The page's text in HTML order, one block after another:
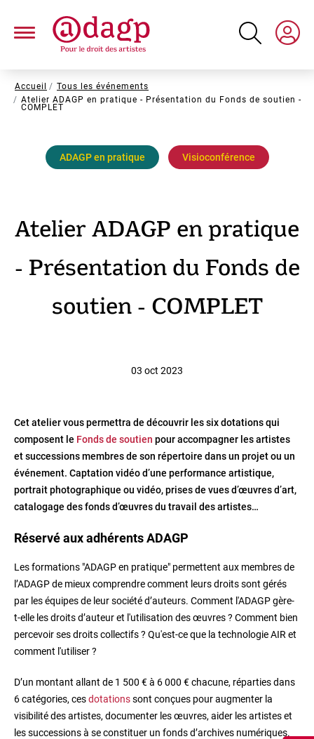
contenu
Fil
d'Ariane
Accueil
Tous les événements
Atelier ADAGP en pratique - Présentation du Fonds de soutien -
COMPLET
ADAGP en pratique Visioconférence
Atelier ADAGP en pratique
- Présentation du Fonds de
soutien - COMPLET
03 oct 2023
Cet atelier vous permettra de découvrir les six dotations qui
composent le Fonds de soutien pour accompagner les artistes
et successions membres de son répertoire dans un projet ou un
événement. Captation vidéo d’une performance artistique,
portrait photographique ou vidéo, prises de vues d’œuvres d’art,
catalogage des fonds d’œuvres du travail des artistes…
Réservé aux adhérents ADAGP
Les formations "ADAGP en pratique" permettent aux membres de
l’ADAGP de mieux comprendre comment leurs droits sont gérés
par les équipes de leur société d’auteurs. Comment l'ADAGP gère-
t-elle les droits d’auteur et l'utilisation des œuvres ? Comment bien
percevoir ses droits collectifs ? Qu'est-ce que la technologie AIR et
comment l'utiliser ?
D’un montant allant de 1 500 € à 6 000 € chacune, réparties dans
6 catégories, cesdotationssont conçues pour augmenter la
visibilité des artistes, documenter les œuvres, aider les artistes et
les successions à se constituer un fonds d’archives numériques.